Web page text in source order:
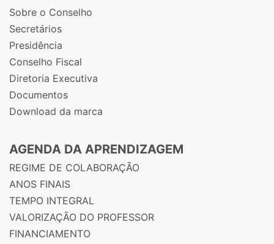
Sobre o Conselho
Secretários
Presidência
Conselho Fiscal
Diretoria Executiva
Documentos
Download da marca
AGENDA DA APRENDIZAGEM
REGIME DE COLABORAÇÃO
ANOS FINAIS
TEMPO INTEGRAL
VALORIZAÇÃO DO PROFESSOR
FINANCIAMENTO